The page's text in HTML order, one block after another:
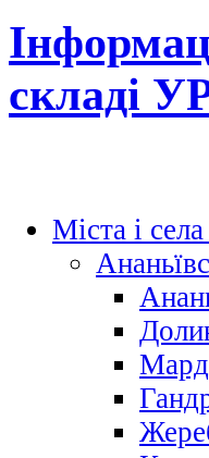
складі
Міста і